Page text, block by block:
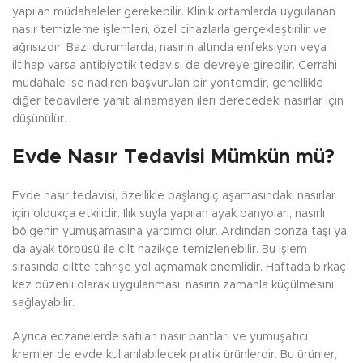
yapılan müdahaleler gerekebilir. Klinik ortamlarda uygulanan
nasır temizleme işlemleri, özel cihazlarla gerçekleştirilir ve
ağrısızdır. Bazı durumlarda, nasırın altında enfeksiyon veya
iltihap varsa antibiyotik tedavisi de devreye girebilir. Cerrahi
müdahale ise nadiren başvurulan bir yöntemdir, genellikle
diğer tedavilere yanıt alınamayan ileri derecedeki nasırlar için
düşünülür.
Evde Nasır Tedavisi Mümkün mü?
Evde nasır tedavisi, özellikle başlangıç aşamasındaki nasırlar
için oldukça etkilidir. Ilık suyla yapılan ayak banyoları, nasırlı
bölgenin yumuşamasına yardımcı olur. Ardından ponza taşı ya
da ayak törpüsü ile cilt nazikçe temizlenebilir. Bu işlem
sırasında ciltte tahrişe yol açmamak önemlidir. Haftada birkaç
kez düzenli olarak uygulanması, nasırın zamanla küçülmesini
sağlayabilir.
Ayrıca eczanelerde satılan nasır bantları ve yumuşatıcı
kremler de evde kullanılabilecek pratik ürünlerdir. Bu ürünler,